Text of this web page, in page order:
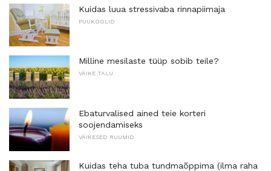
Kuidas luua stressivaba rinnapiimaja
PUUKOOLID
Milline mesilaste tüüp sobib teile?
VÄIKE TALU
Ebaturvalised ained teie korteri
soojendamiseks
VÄIKESED RUUMID
Kuidas teha tuba tundmaõppima (ilma raha